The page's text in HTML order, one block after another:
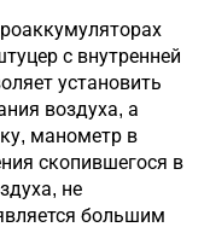
с внутренней
установить
воздуха, а
манометр в
скопившегося в
не
большим